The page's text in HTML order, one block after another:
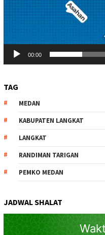
00:00
TAG
MEDAN
KABUPATEN LANGKAT
LANGKAT
RANDIMAN TARIGAN
PEMKO MEDAN
JADWAL SHALAT